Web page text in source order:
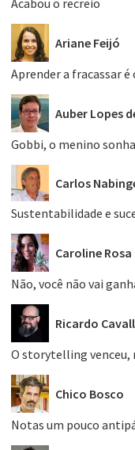
Ariane Feijó
Aprender a fracassar é
Auber Lopes
Gobbi, o menino
Carlos
Sustentabilidade e
Caroline Rosa
Não, você não vai
Ricardo
O storytelling venceu,
Chico Bosco
Notas um pouco